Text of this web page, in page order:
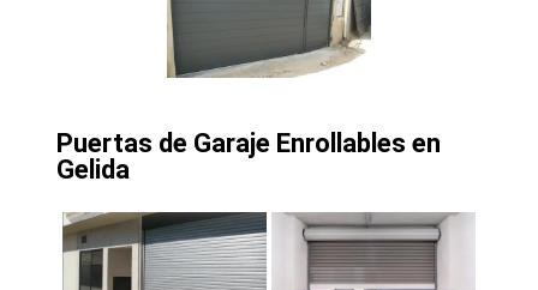
Puertas de Garaje Enrollables en
Gelida